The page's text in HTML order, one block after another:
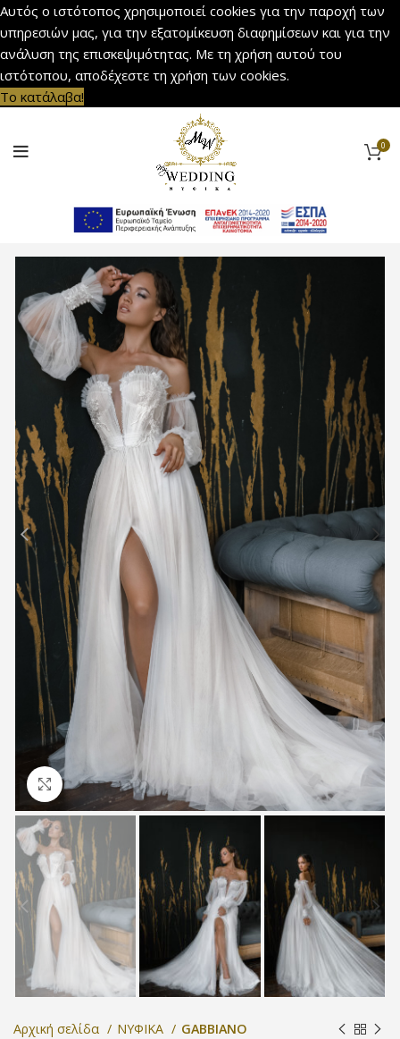
Αυτός ο ιστότοπος χρησιμοποιεί cookies για την παροχή των
υπηρεσιών μας, για την εξατομίκευση διαφημίσεων και για την
ανάλυση της επισκεψιμότητας. Με τη χρήση αυτού του
ιστότοπου, αποδέχεστε τη χρήση των cookies.
Το κατάλαβα!
0
Προβολή
Αρχική σελίδα ΝΥΦΙΚΑ GABBIANO